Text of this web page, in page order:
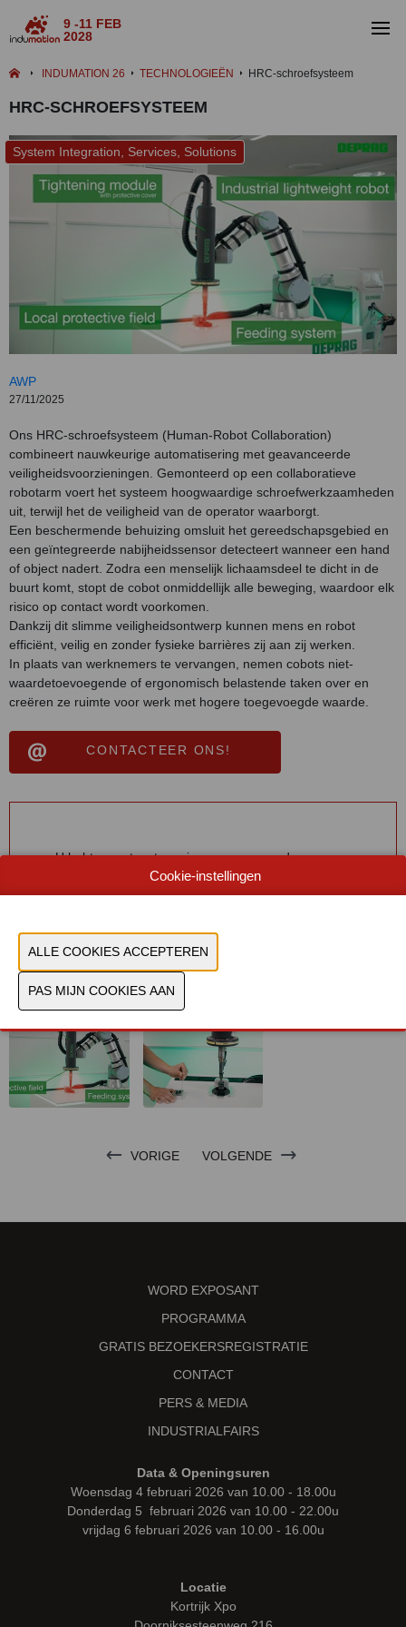
9 -11 FEB
2028
INDUMATION 26 TECHNOLOGIEËN HRC-schroefsysteem
HRC-SCHROEFSYSTEEM
System Integration, Services, Solutions
AWP
27/11/2025
Ons HRC-schroefsysteem (Human-Robot Collaboration)
combineert nauwkeurige automatisering met geavanceerde
veiligheidsvoorzieningen. Gemonteerd op een collaboratieve
robotarm voert het systeem hoogwaardige schroefwerkzaamheden
uit, terwijl het de veiligheid van de operator waarborgt.
Een beschermende behuizing omsluit het gereedschapsgebied en
een geïntegreerde nabijheidssensor detecteert wanneer een hand
of object nadert. Zodra een menselijk lichaamsdeel te dicht in de
buurt komt, stopt de cobot onmiddellijk alle beweging, waardoor elk
risico op contact wordt voorkomen.
Dankzij dit slimme veiligheidsontwerp kunnen mens en robot
efficiënt, veilig en zonder fysieke barrières zij aan zij werken.
In plaats van werknemers te vervangen, nemen cobots niet-
waarde­toevoegende of ergonomisch belastende taken over en
creëren ze ruimte voor werk met hogere toegevoegde waarde.
CONTACTEER ONS!
U hebt geen toestemming gegeven om deze
content te zien. Pas uw cookie-instellingen aan om
deze content te zien.Cookies bekijken
VORIGE VOLGENDE
WORD EXPOSANT
PROGRAMMA
GRATIS BEZOEKERSREGISTRATIE
CONTACT
PERS & MEDIA
INDUSTRIALFAIRS
Data & Openingsuren
Woensdag 4 februari 2026 van 10.00 - 18.00u
Donderdag 5 februari 2026 van 10.00 - 22.00u
vrijdag 6 februari 2026 van 10.00 - 16.00u
Locatie
Kortrijk Xpo
Cookie-instellingen